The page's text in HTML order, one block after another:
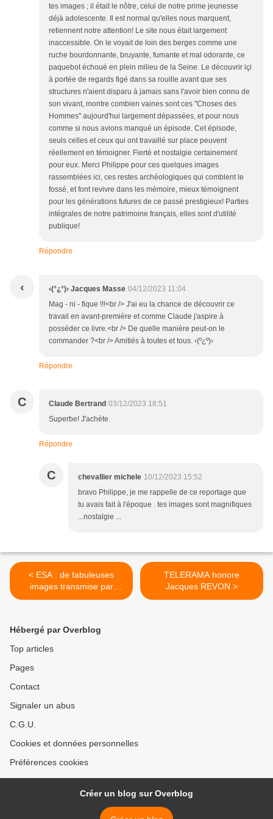
tes images ; il était le nôtre, celui de notre prime jeunesse
déjà adolescente. Il est normal qu'elles nous marquent,
retiennent notre attention! Le site nous était largement
inaccessible. On le voyait de loin des berges comme une
ruche bourdonnante, bruyante, fumante et mal odorante, ce
paquebot échoué en plein milieu de la Seine. Le découvrir içi
à portée de regards figé dans sa rouille avant que ses
structures n'aient disparu à jamais sans l'avoir bien connu de
son vivant, montre combien vaines sont ces "Choses des
Hommes" aujourd'hui largement dépassées, et pour nous
comme si nous avions manqué un épisode. Cet épisode,
seuls celles et ceux qui ont travaillé sur place peuvent
réellement en témoigner. Fierté et nostalgie certainement
pour eux. Merci Philippe pour ces quelques images
rassemblées ici, ces restes archéologiques qui comblent le
fossé, et font revivre dans les mémoire, mieux témoignent
pour les générations futures de ce passé prestigieux! Parties
intégrales de notre patrimoine français, elles sont d'utilité
publique!
Répondre
‹ ‹(°¿°)› Jacques Masse 04/12/2023 11:04
Mag - ni - fique !!!<br /> J'ai eu la chance de découvrir ce
travail en avant-première et comme Claude j'aspire à
posséder ce livre.<br /> De quelle manière peut-on le
commander ?<br /> Amitiés à toutes et tous. ‹(º¿º)›
Répondre
C Claude Bertrand 03/12/2023 18:51
Superbe! J'achète.
Répondre
C chevallier michele 10/12/2023 15:52
bravo Philippe, je me rappelle de ce reportage que
tu avais fait à l'époque . tes images sont magnifiques
...nostalgie ...
< ESA : de fabuleuses
images transmise par
JAMES WEBB
TELERAMA honore
Jacques REVON >
Hébergé par Overblog
Top articles
Pages
Contact
Signaler un abus
C.G.U.
Cookies et données personnelles
Préférences cookies
Créer un blog sur Overblog